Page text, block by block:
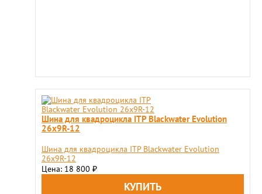
Шина для квадроцикла ITP Blackwater Evolution
26x9R-12
Шина для квадроцикла ITP Blackwater Evolution
26x9R-12
Цена: 18 800 ₽